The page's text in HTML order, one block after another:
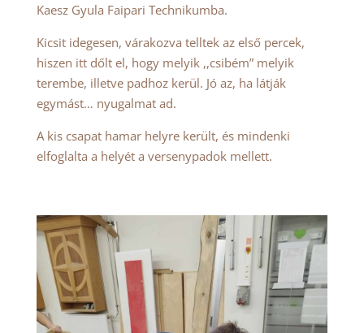
Kaesz Gyula Faipari Technikumba.
Kicsit idegesen, várakozva telltek az első percek,
hiszen itt dőlt el, hogy melyik ,,csibém” melyik
terembe, illetve padhoz kerül. Jó az, ha látják
egymást… nyugalmat ad.
A kis csapat hamar helyre került, és mindenki
elfoglalta a helyét a versenypadok mellett.